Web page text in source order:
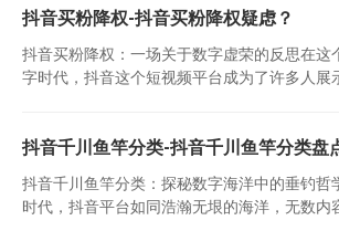
抖音买粉降权-抖音买粉降权疑虑？
抖音买粉降权：一场关于数字虚荣的反思在这
字时代，抖音这个短视频平台成为了许多人展
抖音千川鱼竿分类-抖音千川鱼竿分类盘
抖音千川鱼竿分类：探秘数字海洋中的垂钓哲
时代，抖音平台如同浩瀚无垠的海洋，无数内